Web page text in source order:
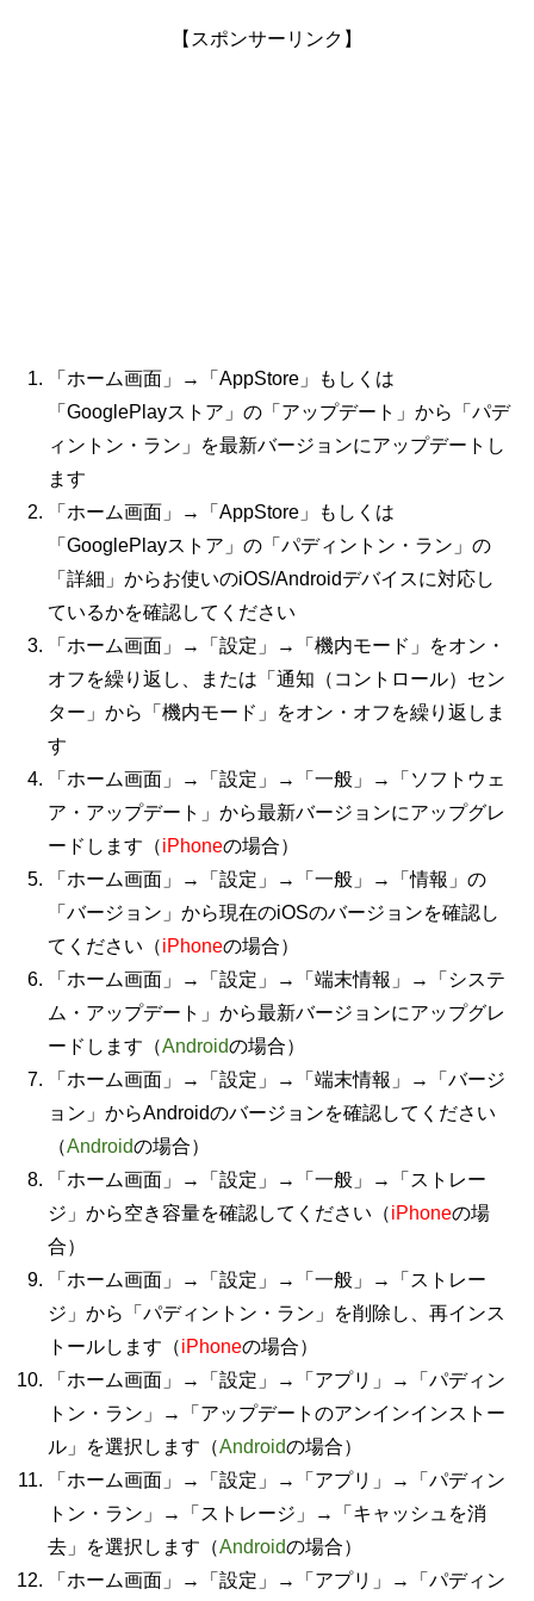
【スポンサーリンク】
「ホーム画面」→「AppStore」もしくは
「GooglePlayストア」の「アップデート」から「パデ
ィントン・ラン」を最新バージョンにアップデートし
ます
「ホーム画面」→「AppStore」もしくは
「GooglePlayストア」の「パディントン・ラン」の
「詳細」からお使いのiOS/Androidデバイスに対応し
ているかを確認してください
「ホーム画面」→「設定」→「機内モード」をオン・
オフを繰り返し、または「通知（コントロール）セン
ター」から「機内モード」をオン・オフを繰り返しま
す
「ホーム画面」→「設定」→「一般」→「ソフトウェ
ア・アップデート」から最新バージョンにアップグレ
ードします（iPhoneの場合）
「ホーム画面」→「設定」→「一般」→「情報」の
「バージョン」から現在のiOSのバージョンを確認し
てください（iPhoneの場合）
「ホーム画面」→「設定」→「端末情報」→「システ
ム・アップデート」から最新バージョンにアップグレ
ードします（Androidの場合）
「ホーム画面」→「設定」→「端末情報」→「バージ
ョン」からAndroidのバージョンを確認してください
（Androidの場合）
「ホーム画面」→「設定」→「一般」→「ストレー
ジ」から空き容量を確認してください（iPhoneの場
合）
「ホーム画面」→「設定」→「一般」→「ストレー
ジ」から「パディントン・ラン」を削除し、再インス
トールします（iPhoneの場合）
「ホーム画面」→「設定」→「アプリ」→「パディン
トン・ラン」→「アップデートのアンインインストー
ル」を選択します（Androidの場合）
「ホーム画面」→「設定」→「アプリ」→「パディン
トン・ラン」→「ストレージ」→「キャッシュを消
去」を選択します（Androidの場合）
「ホーム画面」→「設定」→「アプリ」→「パディン